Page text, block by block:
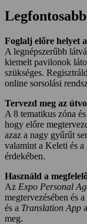
Foglalj előre helyet
A legnépszerűbb
kiemelt pavilonok
szükséges.
online sorsolási
Tervezd meg az
A 8 tematikus zóna
hogy előre
azaz a nagy gyűrűt
valamint a Keleti és
érdekében.
Használd a
Az Expo Personal
megtervezésében és
és a Translation App
meg.